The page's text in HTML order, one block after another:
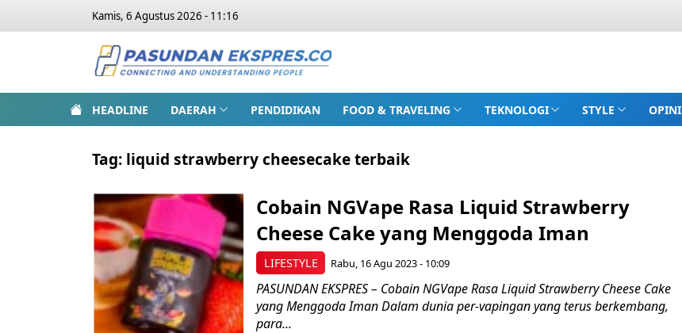
Kamis, 6 Agustus 2026 - 11:16
HEADLINE DAERAH PENDIDIKAN FOOD & TRAVELING TEKNOLOGI STYLE OPINI
Tag: liquid strawberry cheesecake terbaik
LIFESTYLE
Cobain NGVape Rasa Liquid Strawberry
Cheese Cake yang Menggoda Iman
Rabu, 16 Agu 2023 - 10:09
PASUNDAN EKSPRES – Cobain NGVape Rasa Liquid Strawberry Cheese Cake
yang Menggoda Iman Dalam dunia per-vapingan yang terus berkembang,
para...